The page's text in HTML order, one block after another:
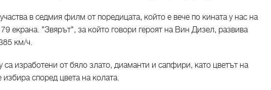
в седмия филм от поредицата, който е вече по кината у нас на
екрана. "Звярът", за който говори героят на Вин Дизел, развива
км/ч.
са изработени от бяло злато, диаманти и сапфири, като цветът на
избира според цвета на колата.